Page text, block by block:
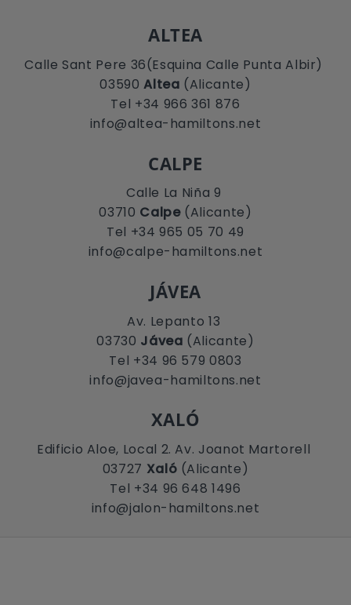
ALTEA
Calle Sant Pere 36(Esquina Calle Punta Albir)
03590Altea (Alicante)
Tel +34 966 361 876
info@altea-hamiltons.net
CALPE
Calle La Niña 9
03710 Calpe(Alicante)
Tel +34 965 05 70 49
info@calpe-hamiltons.net
JÁVEA
Av. Lepanto 13
03730 Jávea (Alicante)
Tel +34 96 579 0803
info@javea-hamiltons.net
XALÓ
Edificio Aloe, Local 2. Av. Joanot Martorell
03727 Xaló (Alicante)
Tel +34 96 648 1496
info@jalon-hamiltons.net